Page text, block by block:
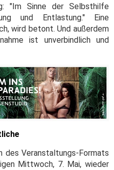
"Im Sinne der Selbsthilfe
und Entlastung." Eine
wird betont. Und außerdem
ist unverbindlich und
des Veranstaltungs-Formats
Mittwoch, 7. Mai, wieder